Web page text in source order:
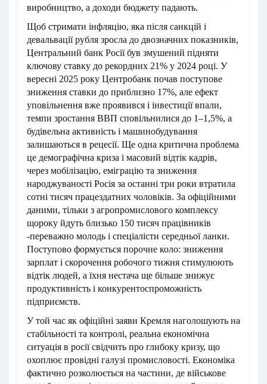
виробництво, а доходи бюджету падають.
Щоб стримати інфляцію, яка після санкцій і
девальвації рубля зросла до двозначних показників,
Центральний банк Росії був змушений підняти
ключову ставку до рекордних 21% у 2024 році. У
вересні 2025 року Центробанк почав поступове
зниження ставки до приблизно 17%, але ефект
уповільнення вже проявився і інвестиції впали,
темпи зростання ВВП сповільнилися до 1–1,5%, а
будівельна активність і машинобудування
залишаються в рецесії. Ще одна критична проблема
це демографічна криза і масовий відтік кадрів,
через мобілізацію, еміграцію та зниження
народжуваності Росія за останні три роки втратила
сотні тисяч працездатних чоловіків. За офіційними
даними, тільки з агропромислового комплексу
щороку йдуть близько 150 тисяч працівників
-переважно молодь і спеціалісти середньої ланки.
Поступово формується порочне коло: зниження
зарплат і скорочення робочого тижня стимулюють
відтік людей, а їхня нестача ще більше знижує
продуктивність і конкурентоспроможність
підприємств.
У той час як офіційні заяви Кремля наголошують на
стабільності та контролі, реальна економічна
ситуація в росії свідчить про глибоку кризу, що
охоплює провідні галузі промисловості. Економіка
фактично розколюється на частини, де військове